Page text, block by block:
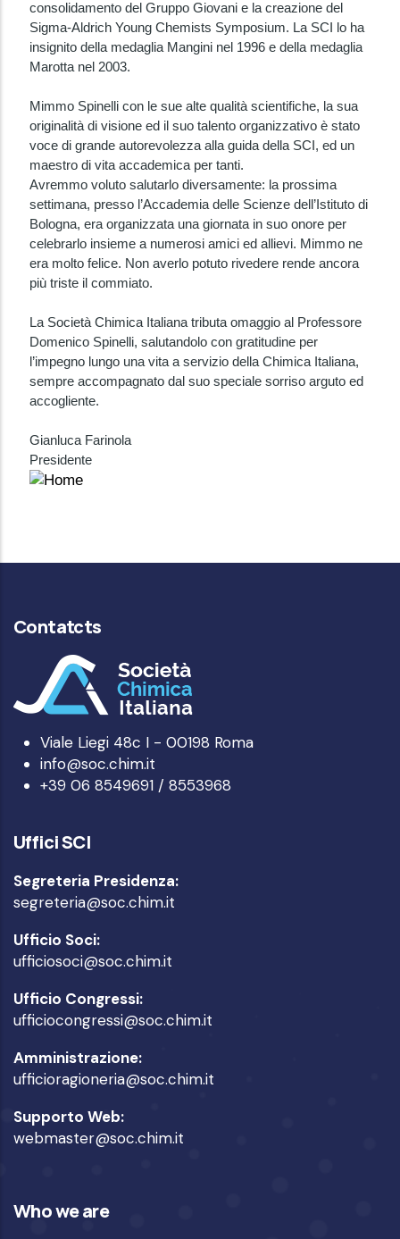
consolidamento del Gruppo Giovani e la creazione del
Sigma-Aldrich Young Chemists Symposium. La SCI lo ha
insignito della medaglia Mangini nel 1996 e della medaglia
Marotta nel 2003.
Mimmo Spinelli con le sue alte qualità scientifiche, la sua
originalità di visione ed il suo talento organizzativo è stato
voce di grande autorevolezza alla guida della SCI, ed un
maestro di vita accademica per tanti.
Avremmo voluto salutarlo diversamente: la prossima
settimana, presso l’Accademia delle Scienze dell’Istituto di
Bologna, era organizzata una giornata in suo onore per
celebrarlo insieme a numerosi amici ed allievi. Mimmo ne
era molto felice. Non averlo potuto rivedere rende ancora
più triste il commiato.
La Società Chimica Italiana tributa omaggio al Professore
Domenico Spinelli, salutandolo con gratitudine per
l’impegno lungo una vita a servizio della Chimica Italiana,
sempre accompagnato dal suo speciale sorriso arguto ed
accogliente.
Gianluca Farinola
Presidente
Contatcts
Viale Liegi 48c I - 00198 Roma
info@soc.chim.it
+39 06 8549691 / 8553968
Uffici SCI
Segreteria Presidenza:
segreteria@soc.chim.it
Ufficio Soci:
ufficiosoci@soc.chim.it
Ufficio Congressi:
ufficiocongressi@soc.chim.it
Amministrazione:
ufficioragioneria@soc.chim.it
Supporto Web:
webmaster@soc.chim.it
Who we are